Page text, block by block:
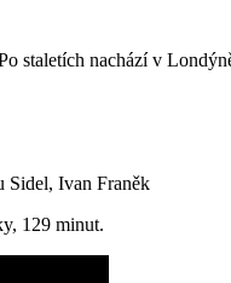
staletích nachází v
Sidel, Ivan Franěk
129 minut.